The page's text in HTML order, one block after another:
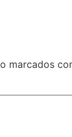
marcados